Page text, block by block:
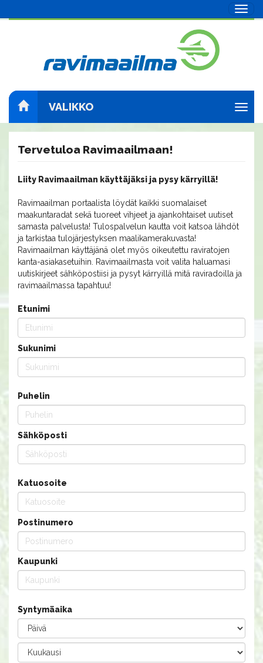
VALIKKO
Tervetuloa Ravimaailmaan!
Liity Ravimaailman käyttäjäksi ja pysy kärryillä!
Ravimaailman portaalista löydät kaikki suomalaiset
maakuntaradat sekä tuoreet vihjeet ja ajankohtaiset uutiset
samasta palvelusta! Tulospalvelun kautta voit katsoa lähdöt
ja tarkistaa tulojärjestyksen maalikamerakuvasta!
Ravimaailman käyttäjänä olet myös oikeutettu raviratojen
kanta-asiakasetuihin. Ravimaailmasta voit valita haluamasi
uutiskirjeet sähköpostiisi ja pysyt kärryillä mitä raviradoilla ja
ravimaailmassa tapahtuu!
Etunimi
Sukunimi
Puhelin
Sähköposti
Katuosoite
Postinumero
Kaupunki
Syntymäaika